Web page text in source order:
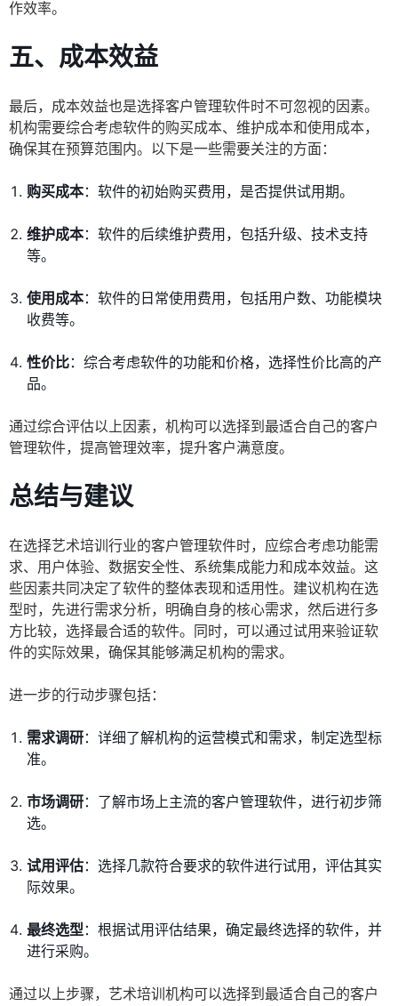
作效率。
五、成本效益
最后，成本效益也是选择客户管理软件时不可忽视的因素。
机构需要综合考虑软件的购买成本、维护成本和使用成本，
确保其在预算范围内。以下是一些需要关注的方面：
购买成本：软件的初始购买费用，是否提供试用期。
维护成本：软件的后续维护费用，包括升级、技术支持
等。
使用成本：软件的日常使用费用，包括用户数、功能模块
收费等。
性价比：综合考虑软件的功能和价格，选择性价比高的产
品。
通过综合评估以上因素，机构可以选择到最适合自己的客户
管理软件，提高管理效率，提升客户满意度。
总结与建议
在选择艺术培训行业的客户管理软件时，应综合考虑功能需
求、用户体验、数据安全性、系统集成能力和成本效益。这
些因素共同决定了软件的整体表现和适用性。建议机构在选
型时，先进行需求分析，明确自身的核心需求，然后进行多
方比较，选择最合适的软件。同时，可以通过试用来验证软
件的实际效果，确保其能够满足机构的需求。
进一步的行动步骤包括：
需求调研：详细了解机构的运营模式和需求，制定选型标
准。
市场调研：了解市场上主流的客户管理软件，进行初步筛
选。
试用评估：选择几款符合要求的软件进行试用，评估其实
际效果。
最终选型：根据试用评估结果，确定最终选择的软件，并
进行采购。
通过以上步骤，艺术培训机构可以选择到最适合自己的客户